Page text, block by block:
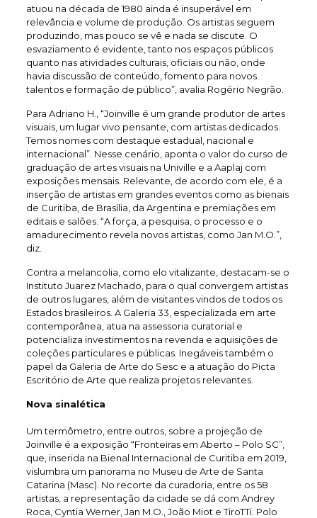
atuou na década de 1980 ainda é insuperável em
relevância e volume de produção. Os artistas seguem
produzindo, mas pouco se vê e nada se discute. O
esvaziamento é evidente, tanto nos espaços públicos
quanto nas atividades culturais, oficiais ou não, onde
havia discussão de conteúdo, fomento para novos
talentos e formação de público”, avalia Rogério Negrão.
Para Adriano H., “Joinville é um grande produtor de artes
visuais, um lugar vivo pensante, com artistas dedicados.
Temos nomes com destaque estadual, nacional e
internacional”. Nesse cenário, aponta o valor do curso de
graduação de artes visuais na Univille e a Aaplaj com
exposições mensais. Relevante, de acordo com ele, é a
inserção de artistas em grandes eventos como as bienais
de Curitiba, de Brasília, da Argentina e premiações em
editais e salões. “A força, a pesquisa, o processo e o
amadurecimento revela novos artistas, como Jan M.O.”,
diz.
Contra a melancolia, como elo vitalizante, destacam-se o
Instituto Juarez Machado, para o qual convergem artistas
de outros lugares, além de visitantes vindos de todos os
Estados brasileiros. A Galeria 33, especializada em arte
contemporânea, atua na assessoria curatorial e
potencializa investimentos na revenda e aquisições de
coleções particulares e públicas. Inegáveis também o
papel da Galeria de Arte do Sesc e a atuação do Picta
Escritório de Arte que realiza projetos relevantes.
Nova sinalética
Um termômetro, entre outros, sobre a projeção de
Joinville é a exposição “Fronteiras em Aberto – Polo SC”,
que, inserida na Bienal Internacional de Curitiba em 2019,
vislumbra um panorama no Museu de Arte de Santa
Catarina (Masc). No recorte da curadoria, entre os 58
artistas, a representação da cidade se dá com Andrey
Roca, Cyntia Werner, Jan M.O., João Miot e TiroTTi. Polo